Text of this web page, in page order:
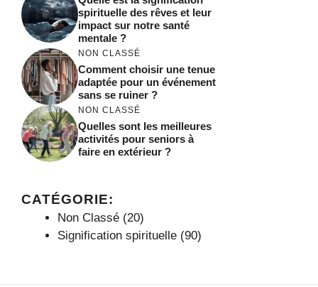
spirituelle des rêves et leur
impact sur notre santé
mentale ?
NON CLASSÉ
Comment choisir une tenue
adaptée pour un événement
sans se ruiner ?
NON CLASSÉ
Quelles sont les meilleures
activités pour seniors à
faire en extérieur ?
CATÉGORIE:
Non Classé (20)
Signification spirituelle (90)